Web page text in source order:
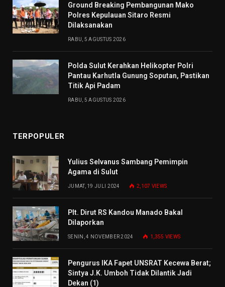
Ground Breaking Pembangunan Mako
Polres Kepulauan Sitaro Resmi
Dilaksanakan
RABU, 5 AGUSTUS 2026
Polda Sulut Kerahkan Helikopter Polri
Pantau Karhutla Gunung Soputan, Pastikan
Titik Api Padam
RABU, 5 AGUSTUS 2026
TERPOPULER
Yulius Selvanus Sambang Pemimpin
Agama di Sulut
JUMAT, 19 JULI 2024 2,107 VIEWS
Plt. Dirut RS Kandou Manado Bakal
Dilaporkan
SENIN, 4 NOVEMBER 2024 1,355 VIEWS
Pengurus IKA Fapet UNSRAT Kecewa Berat;
Sintya J.K. Umboh Tidak Dilantik Jadi
Dekan (1)